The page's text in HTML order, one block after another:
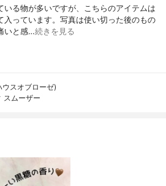
いる物が多いですが、こちらのアイテムは
入っています。写真は使い切った後のもの
いと感…続きを見る
ウスオブローゼ)
スムーザー